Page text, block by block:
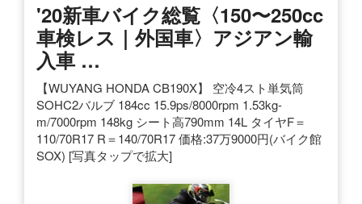
'20新車バイク総覧〈150〜250cc
車検レス｜外国車〉アジアン輸
入車 …
【WUYANG HONDA CB190X】 空冷4スト単気筒
SOHC2バルブ 184cc 15.9ps/8000rpm 1.53kg-
m/7000rpm 148kg シート高790mm 14L タイヤF＝
110/70R17 R＝140/70R17 価格:37万9000円(バイク館
SOX) [写真タップで拡大]